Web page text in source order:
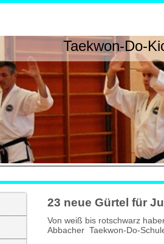
Taekwon-Do-
23 neue Gürtel für
Von weiß bis rotschwarz
Abbacher Taekwon-Do-